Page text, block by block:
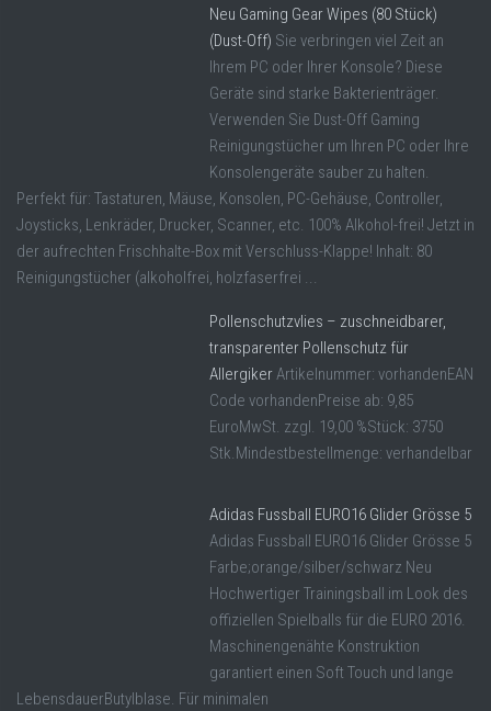
Neu Gaming Gear Wipes (80 Stück)
(Dust-Off) Sie verbringen viel Zeit an
Ihrem PC oder Ihrer Konsole? Diese
Geräte sind starke Bakterienträger.
Verwenden Sie Dust-Off Gaming
Reinigungstücher um Ihren PC oder Ihre
Konsolengeräte sauber zu halten.
Perfekt für: Tastaturen, Mäuse, Konsolen, PC-Gehäuse, Controller,
Joysticks, Lenkräder, Drucker, Scanner, etc. 100% Alkohol-frei! Jetzt in
der aufrechten Frischhalte-Box mit Verschluss-Klappe! Inhalt: 80
Reinigungstücher (alkoholfrei, holzfaserfrei ...
Pollenschutzvlies – zuschneidbarer,
transparenter Pollenschutz für
AllergikerArtikelnummer: vorhandenEAN
Code vorhandenPreise ab: 9,85
EuroMwSt. zzgl. 19,00 %Stück: 3750
Stk.Mindestbestellmenge: verhandelbar
Adidas Fussball EURO16 Glider Grösse 5
Adidas Fussball EURO16 Glider Grösse 5
Farbe;orange/silber/schwarz Neu
Hochwertiger Trainingsball im Look des
offiziellen Spielballs für die EURO 2016.
Maschinengenähte Konstruktion
garantiert einen Soft Touch und lange
LebensdauerButylblase. Für minimalen